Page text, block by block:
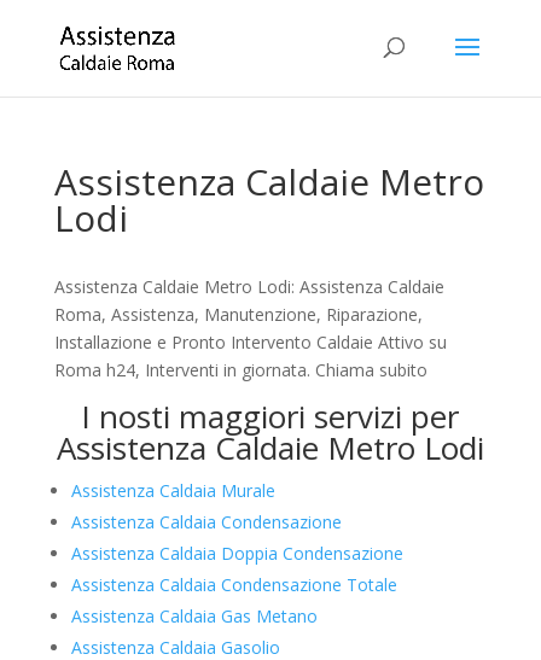
Assistenza Caldaie Metro
Lodi
Assistenza Caldaie Metro Lodi: Assistenza Caldaie
Roma, Assistenza, Manutenzione, Riparazione,
Installazione e Pronto Intervento Caldaie Attivo su
Roma h24, Interventi in giornata. Chiama subito
I nosti maggiori servizi per
Assistenza Caldaie Metro Lodi
Assistenza Caldaia Murale
Assistenza Caldaia Condensazione
Assistenza Caldaia Doppia Condensazione
Assistenza Caldaia Condensazione Totale
Assistenza Caldaia Gas Metano
Assistenza Caldaia Gasolio